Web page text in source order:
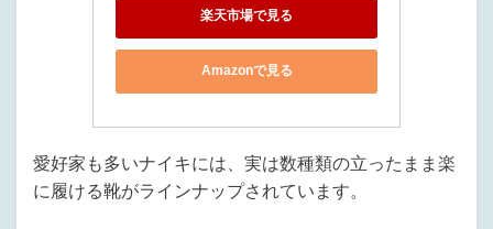
楽天市場で見る
Amazonで見る
愛好家も多いナイキには、実は数種類の立ったまま楽
に履ける靴がラインナップされています。